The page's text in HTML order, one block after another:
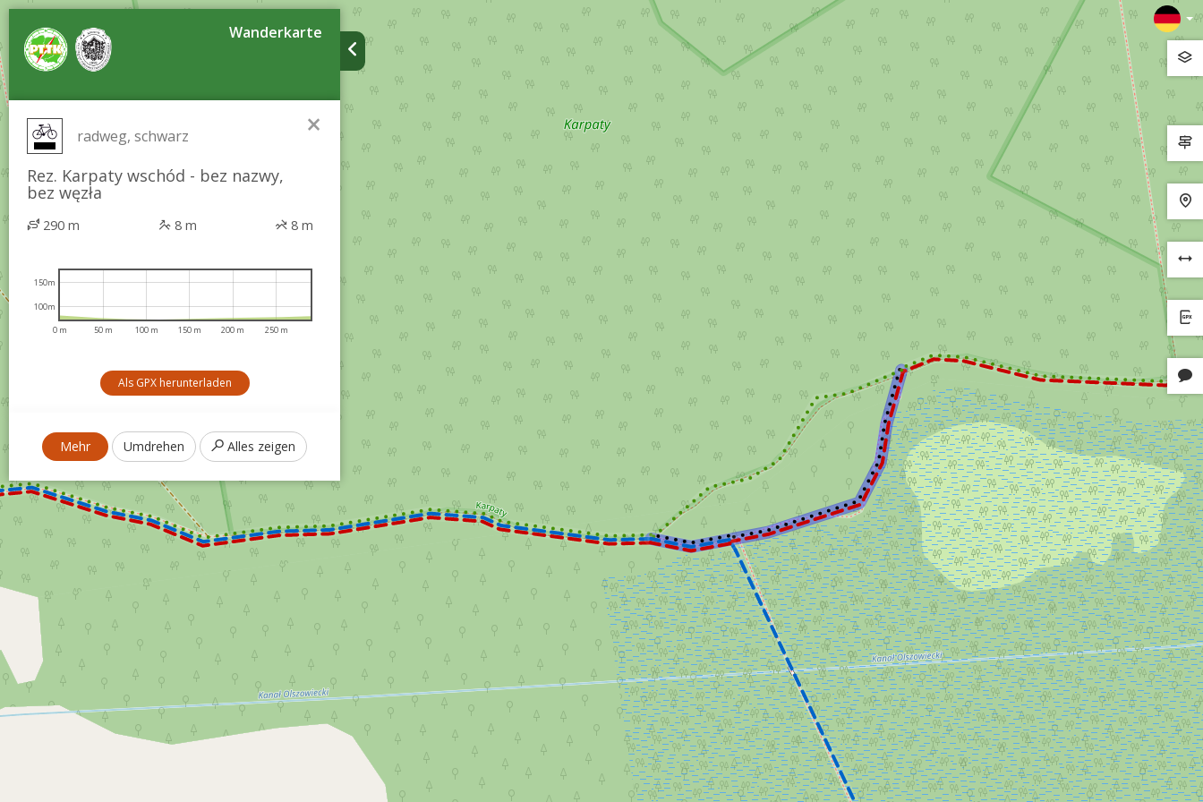
Wanderkarte
×
radweg, schwarz
Rez. Karpaty wschód - bez nazwy,
bez węzła
290 m 8 m 8 m
0 m 50 m 100 m 150 m 200 m 250 m
100m
150m
Als GPX herunterladen
Mehr Umdrehen Alles zeigen